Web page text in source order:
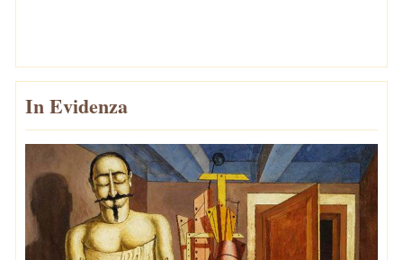
In Evidenza